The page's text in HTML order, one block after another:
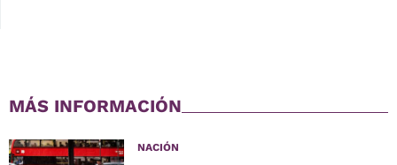
MÁS INFORMACIÓN
NACIÓN